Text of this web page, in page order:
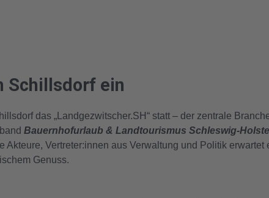
Schillsdorf ein
das „Landgezwitscher.SH“ statt – der zentrale
Bauernhofurlaub & Landtourismus Schleswig-
Vertreter:innen aus Verwaltung und Politik erwartet
Genuss.